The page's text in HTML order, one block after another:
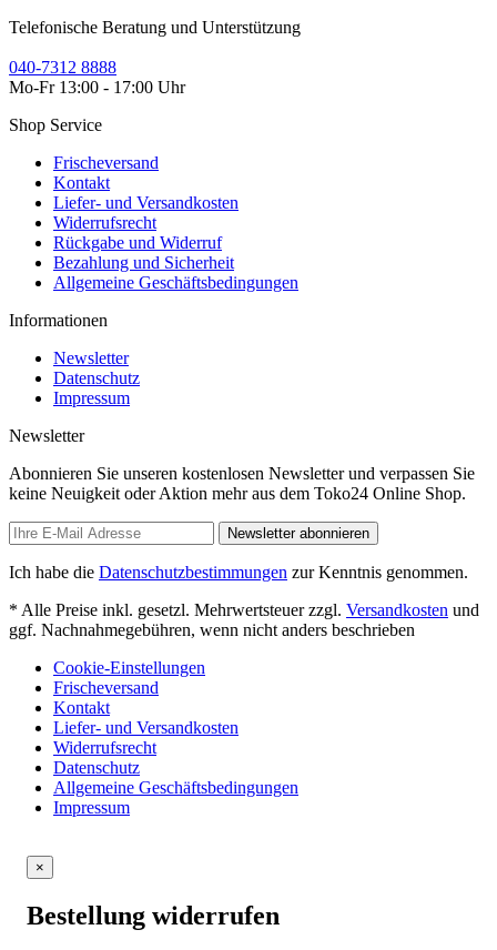
Telefonische Beratung und Unterstützung
040-7312 8888
Mo-Fr 13:00 - 17:00 Uhr
Shop Service
Frischeversand
Kontakt
Liefer- und Versandkosten
Widerrufsrecht
Rückgabe und Widerruf
Bezahlung und Sicherheit
Allgemeine Geschäftsbedingungen
Informationen
Newsletter
Datenschutz
Impressum
Newsletter
Abonnieren Sie unseren kostenlosen Newsletter und verpassen Sie
keine Neuigkeit oder Aktion mehr aus dem Toko24 Online Shop.
Newsletter abonnieren
Ich habe die Datenschutzbestimmungen zur Kenntnis genommen.
* Alle Preise inkl. gesetzl. Mehrwertsteuer zzgl. Versandkosten und
ggf. Nachnahmegebühren, wenn nicht anders beschrieben
Cookie-Einstellungen
Frischeversand
Kontakt
Liefer- und Versandkosten
Widerrufsrecht
Datenschutz
Allgemeine Geschäftsbedingungen
Impressum
×
Bestellung widerrufen